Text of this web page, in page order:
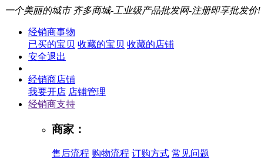
一个美丽的城市 齐多商城-工业级产品批发网-注册即享批发价!
经销商事物
已买的宝贝 收藏的宝贝 收藏的店铺
安全退出
经销商店铺
我要开店 店铺管理
经销商支持
商家：
售后流程 购物流程 订购方式 常见问题